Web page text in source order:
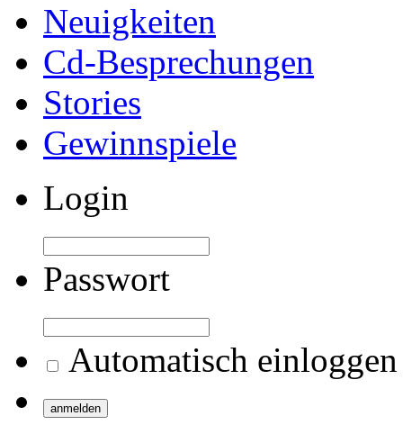
Neuigkeiten
Cd-Besprechungen
Stories
Gewinnspiele
Login
Passwort
Automatisch einloggen